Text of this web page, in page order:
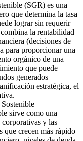
(SGR) es una
que determina la tasa
lograr sin requerir
la rentabilidad
(decisiones de
para proporcionar una
orgánico de una
que puede
generados
estratégica, el
sirve como una
y las
que crecen más rápido